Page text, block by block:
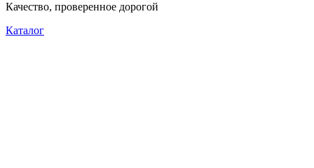
Качество, проверенное дорогой
Каталог